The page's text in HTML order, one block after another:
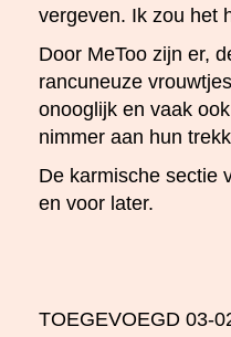
vergeven. Ik zou het
Door MeToo zijn er,
rancuneuze
onooglijk en vaak
nimmer aan hun
De karmische sectie
en voor later.
TOEGEVOEGD 03-